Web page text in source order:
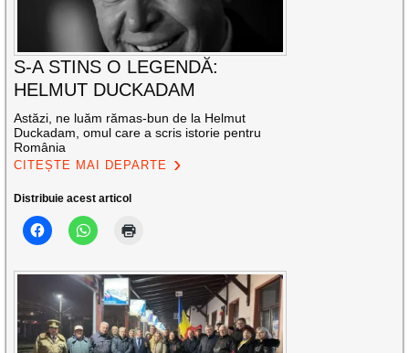
S-A STINS O LEGENDĂ:
HELMUT DUCKADAM
Astăzi, ne luăm rămas-bun de la Helmut
Duckadam, omul care a scris istorie pentru
România
CITEȘTE MAI DEPARTE
Distribuie acest articol